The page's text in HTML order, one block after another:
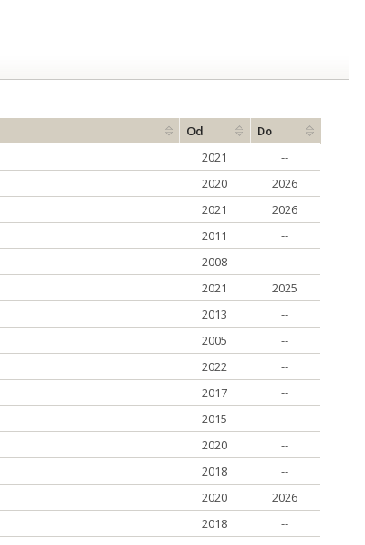
Od
Do
2021
--
2020
2026
2021
2026
2011
--
2008
--
2021
2025
2013
--
2005
--
2022
--
2017
--
2015
--
2020
--
2018
--
2020
2026
2018
--